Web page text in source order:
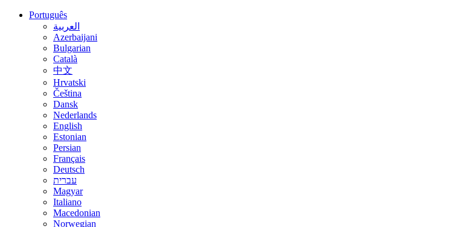
Português
العربية
Azerbaijani
Bulgarian
Català
中文
Hrvatski
Čeština
Dansk
Nederlands
English
Estonian
Persian
Français
Deutsch
עברית
Magyar
Italiano
Macedonian
Norwegian